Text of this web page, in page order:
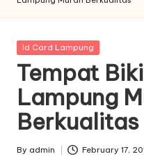
Posted
Id Card Lampung
Tempat
Lampung
Berkualitas
Posted
By admin February 17,